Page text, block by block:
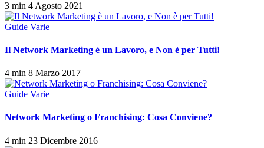
3 min 4 Agosto 2021
Guide Varie
Il Network Marketing è un Lavoro, e Non è per Tutti!
4 min 8 Marzo 2017
Guide Varie
Network Marketing o Franchising: Cosa Conviene?
4 min 23 Dicembre 2016